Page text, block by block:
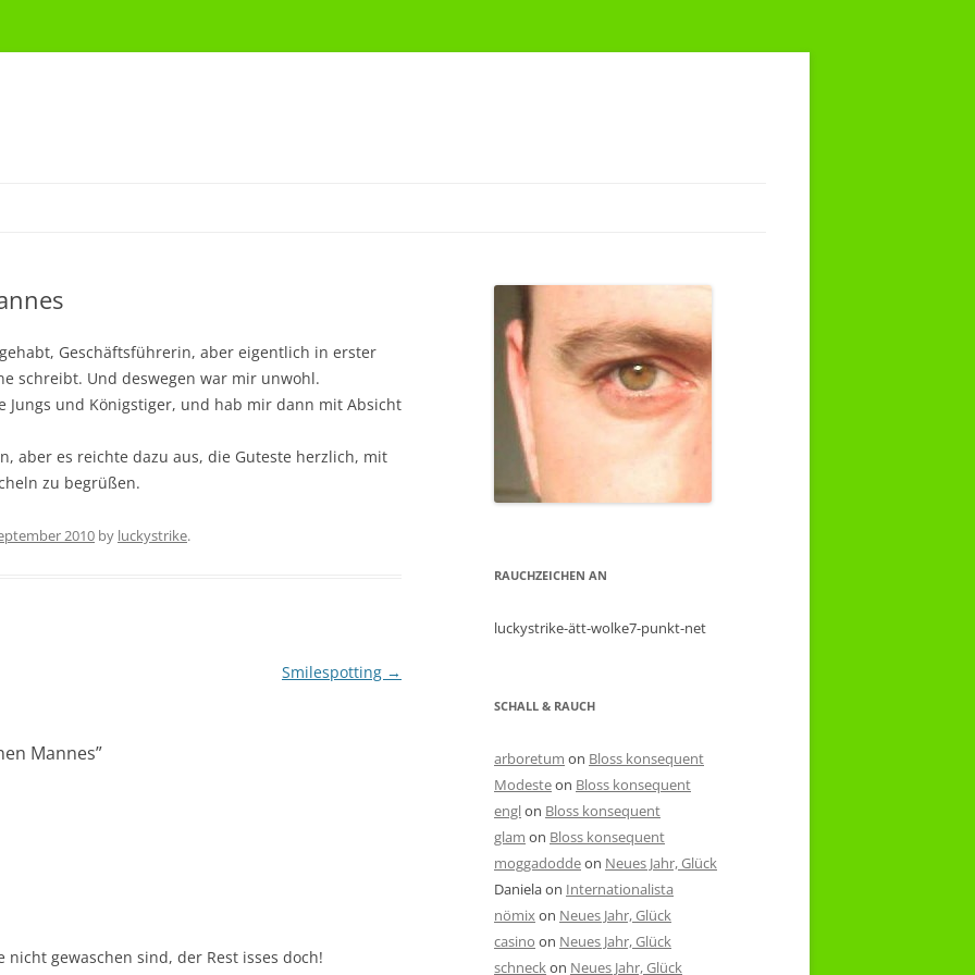
Geschäftsführerin, aber eigentlich in erster
schreibt. Und deswegen war mir unwohl.
Jungs und Königstiger, und hab mir dann mit Absicht
aber es reichte dazu aus, die Guteste herzlich, mit
zu begrüßen.
2010 by luckystrike.
Smilespotting →
Mannes”
gewaschen sind, der Rest isses doch!
RAUCHZEICHEN AN
luckystrike-ätt-wolke7-punkt-net
SCHALL & RAUCH
arboretum on Bloss konsequent
Modesteon Bloss konsequent
englon Bloss konsequent
glam on Bloss konsequent
moggadoddeon Neues Jahr, Glück
Danielaon Internationalista
nömixon Neues Jahr, Glück
casino on Neues Jahr, Glück
schneckon Neues Jahr, Glück